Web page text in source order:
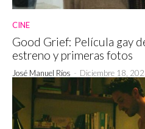
CINE
Good Grief: Película gay
estreno y primeras fotos
José Manuel Ríos - Diciembre 18,